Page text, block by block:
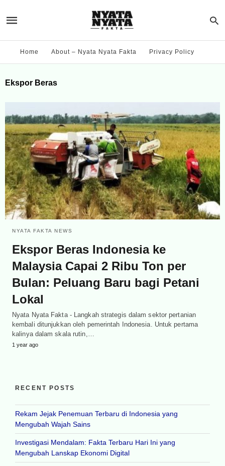
Home About – Nyata Nyata Fakta Privacy Policy
Ekspor Beras
NYATA FAKTA NEWS
Ekspor Beras Indonesia ke
Malaysia Capai 2 Ribu Ton per
Bulan: Peluang Baru bagi Petani
Lokal
Nyata Nyata Fakta - Langkah strategis dalam sektor pertanian
kembali ditunjukkan oleh pemerintah Indonesia. Untuk pertama
kalinya dalam skala rutin,…
1 year ago
RECENT POSTS
Rekam Jejak Penemuan Terbaru di Indonesia yang
Mengubah Wajah Sains
Investigasi Mendalam: Fakta Terbaru Hari Ini yang
Mengubah Lanskap Ekonomi Digital